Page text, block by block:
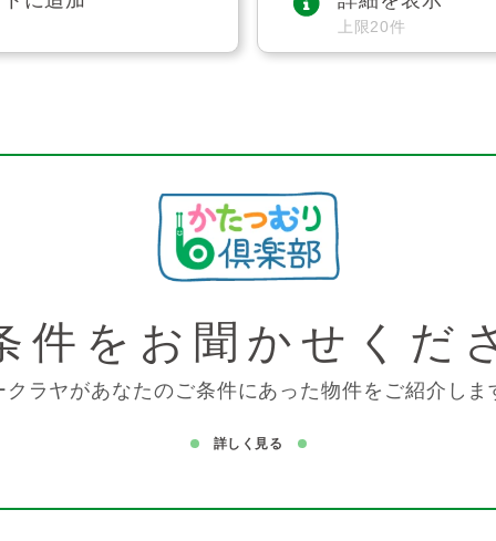
上限20件
件を お聞かせくだ
クラヤがあなたのご条件にあった物件をご紹介しま
詳しく見る